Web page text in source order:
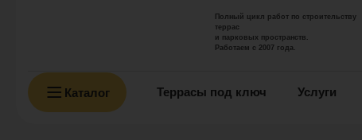
Полный цикл работ по строительству
террас
и парковых пространств.
Работаем с 2007 года.
Каталог Террасы под ключ Услуги